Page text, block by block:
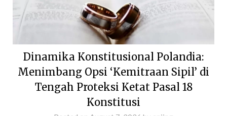
Dinamika Konstitusional Polandia:
Menimbang Opsi ‘Kemitraan Sipil’ di
Tengah Proteksi Ketat Pasal 18
Konstitusi